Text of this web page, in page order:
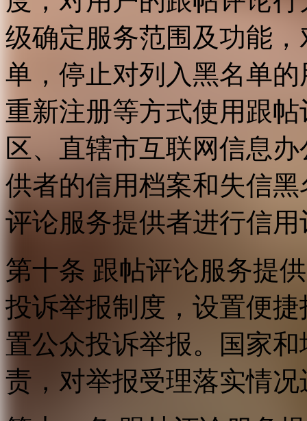
级确定服务范围及功能
单，停止对列入黑名单
重新注册等方式使用跟
区、直辖市互联网信息
供者的信用档案和失信
评论服务提供者进行信用
第十条 跟帖评论服务提
投诉举报制度，设置便
置公众投诉举报。国家
责，对举报受理落实情